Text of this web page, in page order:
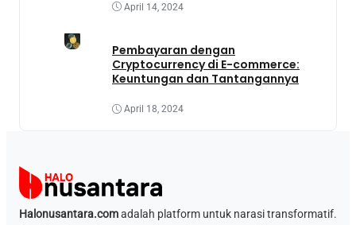
April 14, 2024
Pembayaran dengan
Cryptocurrency di E-commerce:
Keuntungan dan Tantangannya
April 18, 2024
Halonusantara.comadalah platform untuk narasi transformatif.